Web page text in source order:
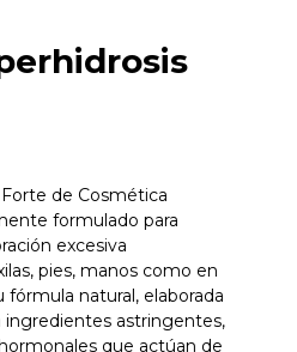
de Cosmética
formulado para
excesiva
pies, manos como en
fórmula natural, elaborada
astringentes,
que actúan de